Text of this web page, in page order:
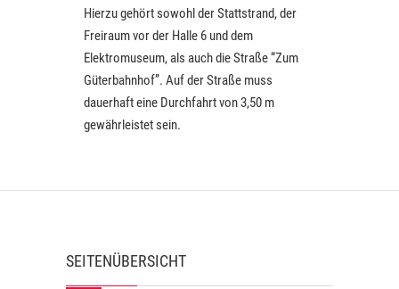
Hierzu gehört sowohl der Stattstrand, der
Freiraum vor der Halle 6 und dem
Elektromuseum, als auch die Straße “Zum
Güterbahnhof”. Auf der Straße muss
dauerhaft eine Durchfahrt von 3,50 m
gewährleistet sein.
SEITENÜBERSICHT